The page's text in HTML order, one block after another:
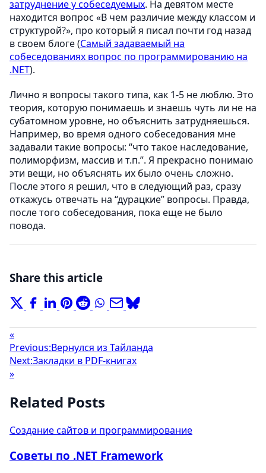
затруднение у собеседуемых. На девятом месте
находится вопрос «В чем различие между классом и
структурой?», про который я писал почти год назад
в своем блоге (Самый задаваемый на
собеседованиях вопрос по программированию на
.NET).
Лично я вопросы такого типа, как 1-5 не люблю. Это
теория, которую понимаешь и знаешь чуть ли не на
субатомном уровне, но объяснить затрудняешься.
Например, во время одного собеседования мне
задавали такие вопросы: “что такое наследование,
полиморфизм, массив и т.п.”. Я прекрасно понимаю
эти вещи, но объяснять их было очень сложно.
После этого я решил, что в следующий раз, сразу
откажусь отвечать на “дурацкие” вопросы. Правда,
после того собеседования, пока еще не было
повода.
Share this article
«
Previous:Вернулся из Тайланда
Next:Закладки в PDF-книгах
»
Related Posts
Создание сайтов и программирование
Советы по .NET Framework